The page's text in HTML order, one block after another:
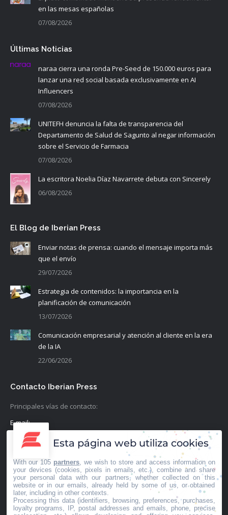
en las mesas españolas
07/08/2026
Últimas Noticias
naraa cierra una ronda Pre-Seed de 150.000 euros para
lanzar una red social basada exclusivamente en AI
Influencers
07/08/2026
UNITEFH denuncia la falta de transparencia del
Departamento de Salud de Sagunto al negar información
sobre el Servicio de Farmacia
07/08/2026
La escritora Noelia Díaz Navarrete debuta con Sincerely
06/08/2026
El Blog de Iberian Press
Enviar notas de prensa: cuando el mensaje importa más
que el envío
29/07/2026
Estrategia de contenidos: la importancia en la
planificación de comunicación
13/07/2026
Comunicación empresarial y atención al cliente en la era
de la IA
22/06/2026
Contacto Iberian Press
Principales vías de contacto:
E-mail:
info@iberianpress.es
+34 911863556
Fax:
+34 911863556
Esta página web utiliza cookies
With our 105 partners , we wish to store and access information on
your devices (cookies, pixels in emails, etc.), combine and share
your personal data with our partners, whether collected on this
website or in our emails, already held by some of us, or obtained
later, including in other contexts.
Processing this data (identifiers, browsing, preferences, purchases,
loyalty programs, IP, postal addresses and emails, phone, precise